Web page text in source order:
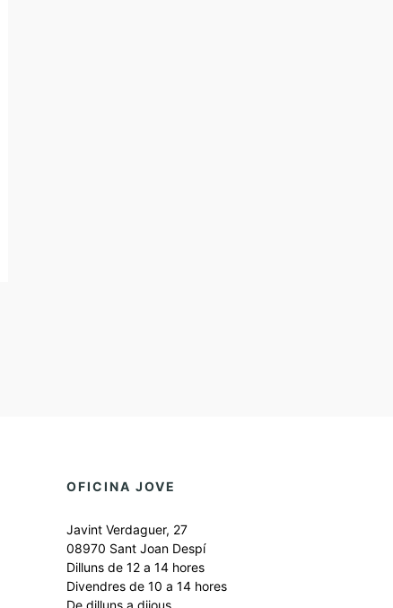
OFICINA JOVE
Javint Verdaguer, 27
08970 Sant Joan Despí
Dilluns de 12 a 14 hores
Divendres de 10 a 14 hores
De dilluns a dijous